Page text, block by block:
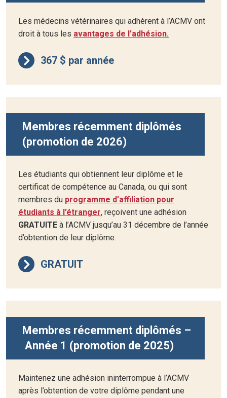
Les médecins vétérinaires qui adhèrent à l’ACMV ont
droit à tous les avantages de l’adhésion.
367 $ par année
Membres récemment diplômés
(promotion de 2026)
Les étudiants qui obtiennent leur diplôme et le
certificat de compétence au Canada, ou qui sont
membres du programme d’affiliation pour
étudiants à l’étranger, reçoivent une adhésion
GRATUITE à l’ACMV jusqu’au 31 décembre de l’année
d’obtention de leur diplôme.
GRATUIT
Membres récemment diplômés –
Année 1 (promotion de 2025)
Maintenez une adhésion ininterrompue à l’ACMV
après l’obtention de votre diplôme pendant une